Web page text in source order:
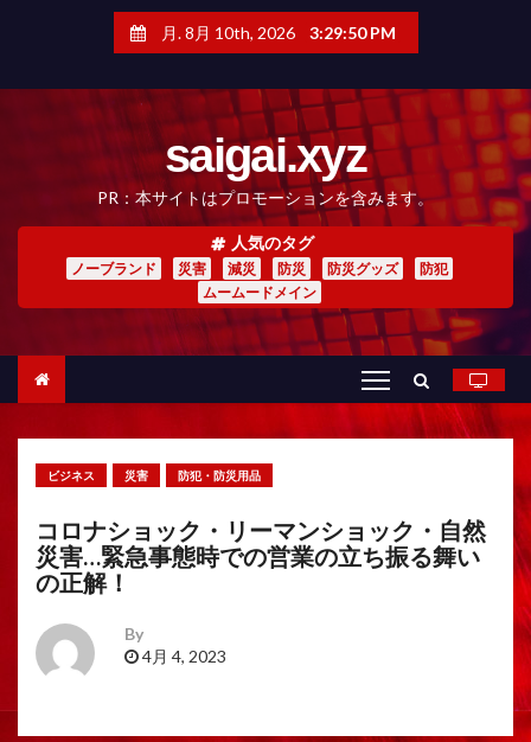
月. 8月 10th, 2026 3:29:51 PM
saigai.xyz
PR：本サイトはプロモーションを含みます。
人気のタグ
ノーブランド 災害 減災 防災 防災グッズ
防犯
ムームードメイン
ビジネス 災害 防犯・防災用品
コロナショック・リーマンショック・自然
災害…緊急事態時での営業の立ち振る舞い
の正解！
By
4月 4, 2023